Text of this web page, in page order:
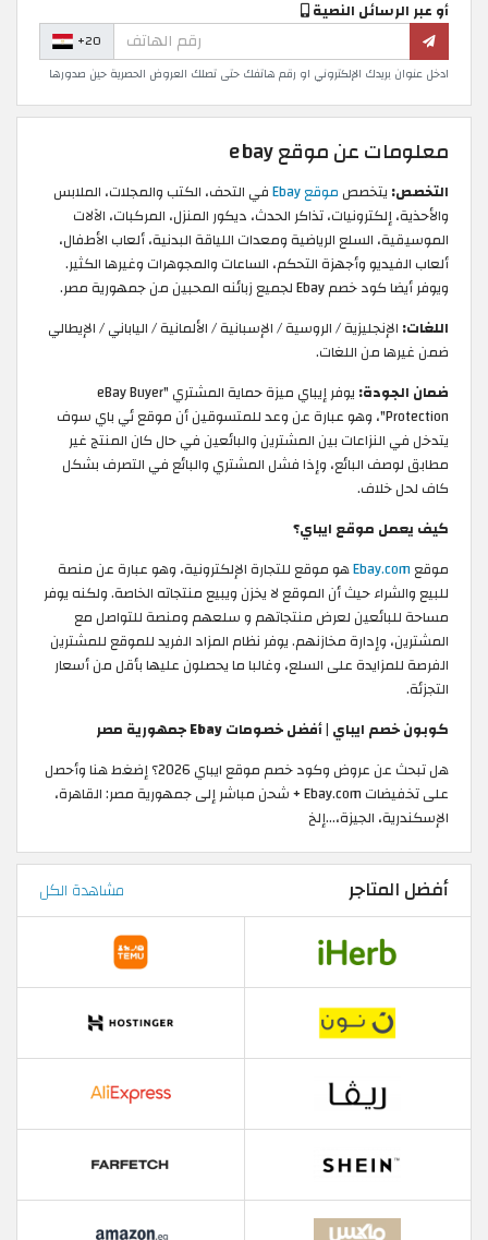
أو عبر الرسائل النصية
+20
ادخل عنوان بريدك الإلكتروني او رقم هاتفك حتى تصلك العروض الحصرية حين صدورها
معلومات عن موقع ebay
التخصص: يتخصص موقع Ebay
في التحف، الكتب والمجلات، الملابس
والأحذية، إلكترونيات، تذاكر الحدث، ديكور المنزل، المركبات، الآلات
الموسيقية، السلع الرياضية ومعدات اللياقة البدنية، ألعاب الأطفال،
ألعاب الفيديو وأجهزة التحكم، الساعات والمجوهرات وغيرها الكثير.
ويوفر أيضا كود خصم Ebay لجميع زبائنه المحبين من جمهورية مصر.
اللغات: الإنجليزية / الروسية / الإسبانية / الألمانية / الياباني / الإيطالي
ضمن غيرها من اللغات.
ضمان الجودة:
يوفر إيباي ميزة حماية المشتري "eBay Buyer
Protection"، وهو عبارة عن وعد للمتسوقين أن موقع ئي باي سوف
يتدخل في النزاعات بين المشترين والبائعين في حال كان المنتج غير
مطابق لوصف البائع، وإذا فشل المشتري والبائع في التصرف بشكل
كاف لحل خلاف.
كيف يعمل موقع ايباي؟
موقع Ebay.comهو موقع للتجارة الإلكترونية، وهو عبارة عن منصة
للبيع والشراء حيث أن الموقع لا يخزن ويبيع منتجاته الخاصة. ولكنه يوفر
مساحة للبائعين لعرض منتجاتهم و سلعهم ومنصة للتواصل مع
المشترين، وإدارة مخازنهم. يوفر نظام المزاد الفريد للموقع للمشترين
الفرصة للمزايدة على السلع، وغالبا ما يحصلون عليها بأقل من أسعار
التجزئة.
كوبون خصم ايباي | أفضل خصومات Ebay جمهورية مصر
هل تبحث عن عروض وكود خصم موقع ايباي 2026؟ إضغط هنا وأحصل
على تخفيضات Ebay.com + شحن مباشر إلى جمهورية مصر: القاهرة،
الإسكندرية، الجيزة،...إلخ
أفضل المتاجر مشاهدة الكل